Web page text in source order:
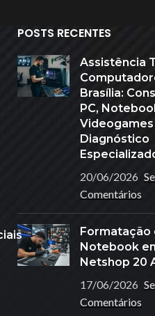
POSTS RECENTES
Assistência
Brasília:
PC,
Diagnóstico
20/06/2026
Comentários
Formatação
Notebook
Netshop 20
17/06/2026
Comentários